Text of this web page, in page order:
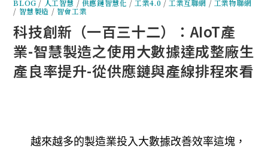
BLOG / 人工智慧 / 供應鏈智慧化 / 工業4.0 / 工業互聯網 / 工業物聯網
/ 智慧製造 / 智會工業
科技創新（一百三十二）：AIoT產
業-智慧製造之使用大數據達成整廠生
產良率提升-從供應鏈與產線排程來看
越來越多的製造業投入大數據改善效率這塊，